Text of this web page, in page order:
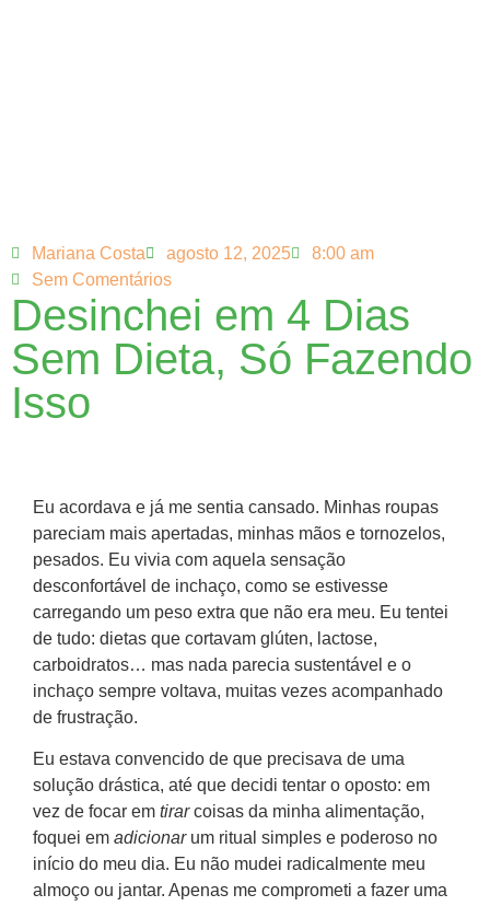
Mariana Costa agosto 12, 2025
8:00 am
Sem Comentários
Desinchei em 4 Dias
Sem Dieta, Só Fazendo
Isso
Eu acordava e já me sentia cansado. Minhas roupas
pareciam mais apertadas, minhas mãos e tornozelos,
pesados. Eu vivia com aquela sensação
desconfortável de inchaço, como se estivesse
carregando um peso extra que não era meu. Eu tentei
de tudo: dietas que cortavam glúten, lactose,
carboidratos… mas nada parecia sustentável e o
inchaço sempre voltava, muitas vezes acompanhado
de frustração.
Eu estava convencido de que precisava de uma
solução drástica, até que decidi tentar o oposto: em
vez de focar em tirarcoisas da minha alimentação,
foquei em adicionarum ritual simples e poderoso no
início do meu dia. Eu não mudei radicalmente meu
almoço ou jantar. Apenas me comprometi a fazer uma